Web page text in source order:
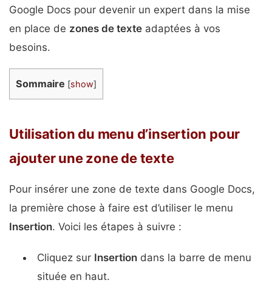
Google Docs pour devenir un expert dans la mise
en place de zones de texte adaptées à vos
besoins.
Sommaire [show]
Utilisation du menu d’insertion pour
ajouter une zone de texte
Pour insérer une zone de texte dans Google Docs,
la première chose à faire est d’utiliser le menu
Insertion. Voici les étapes à suivre :
Cliquez sur Insertion dans la barre de menu
située en haut.